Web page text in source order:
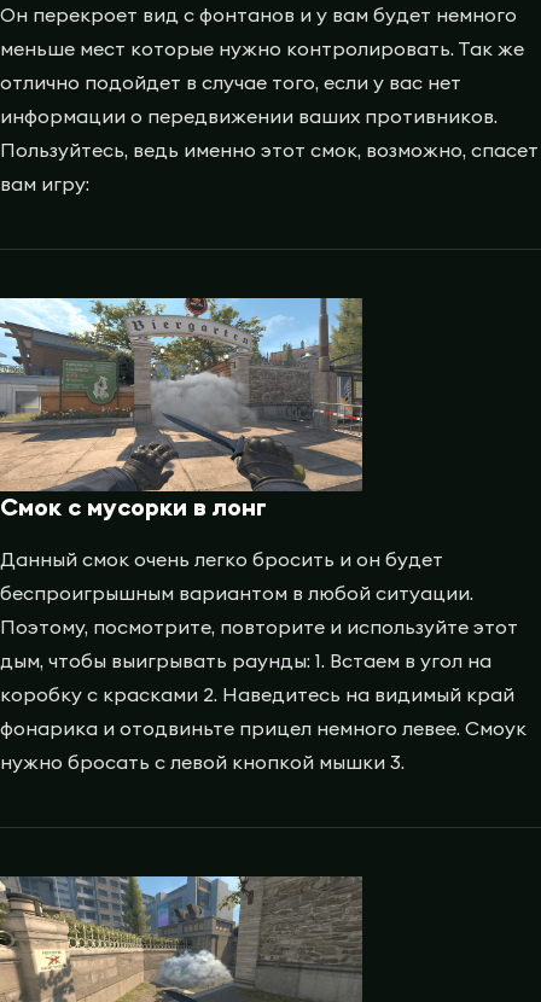
Он перекроет вид с фонтанов и у вам будет немного
меньше мест которые нужно контролировать. Так же
отлично подойдет в случае того, если у вас нет
информации о передвижении ваших противников.
Пользуйтесь, ведь именно этот смок, возможно, спасет
вам игру:
Смок с мусорки в лонг
Данный смок очень легко бросить и он будет
беспроигрышным вариантом в любой ситуации.
Поэтому, посмотрите, повторите и используйте этот
дым, чтобы выигрывать раунды: 1. Встаем в угол на
коробку с красками 2. Наведитесь на видимый край
фонарика и отодвиньте прицел немного левее. Смоук
нужно бросать с левой кнопкой мышки 3.